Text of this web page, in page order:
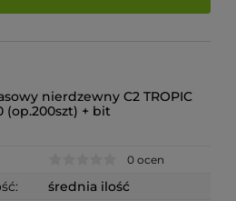
nierdzewny C2 TROPIC
(op.200szt) + bit
0 ocen
średnia ilość